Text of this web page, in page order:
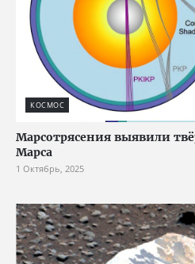
КОСМОС
Марсотрясения выявили
Марса
1 Октябрь, 2025